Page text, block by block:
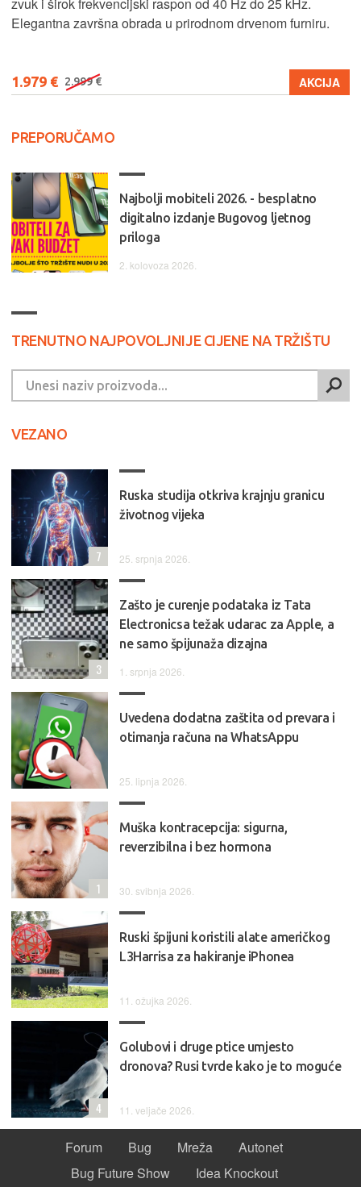
zvuk i širok frekvencijski raspon od 40 Hz do 25 kHz.
Elegantna završna obrada u prirodnom drvenom furniru.
1.979 € 2.999 € AKCIJA
PREPORUČAMO
Najbolji mobiteli 2026. - besplatno
digitalno izdanje Bugovog ljetnog
priloga
2. kolovoza 2026.
TRENUTNO NAJPOVOLJNIJE CIJENE NA TRŽIŠTU
VEZANO
Ruska studija otkriva krajnju granicu
životnog vijeka
25. srpnja 2026.
7
Zašto je curenje podataka iz Tata
Electronicsa težak udarac za Apple, a
ne samo špijunaža dizajna
1. srpnja 2026.
3
Uvedena dodatna zaštita od prevara i
otimanja računa na WhatsAppu
25. lipnja 2026.
Muška kontracepcija: sigurna,
reverzibilna i bez hormona
30. svibnja 2026.
1
Ruski špijuni koristili alate američkog
L3Harrisa za hakiranje iPhonea
11. ožujka 2026.
Golubovi i druge ptice umjesto
dronova? Rusi tvrde kako je to moguće
11. veljače 2026.
4
Forum Bug Mreža
Autonet
Bug Future Show
Idea Knockout